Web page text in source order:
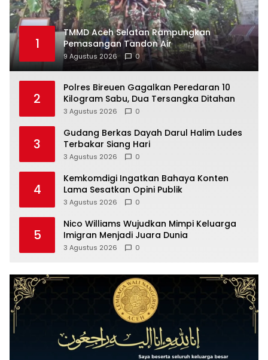
1
TMMD Aceh Selatan Rampungkan
Pemasangan Tandon Air
9 Agustus 2026 0
2
Polres Bireuen Gagalkan Peredaran 10
Kilogram Sabu, Dua Tersangka Ditahan
3 Agustus 2026 0
3
Gudang Berkas Dayah Darul Halim Ludes
Terbakar Siang Hari
3 Agustus 2026 0
4
Kemkomdigi Ingatkan Bahaya Konten
Lama Sesatkan Opini Publik
3 Agustus 2026 0
5
Nico Williams Wujudkan Mimpi Keluarga
Imigran Menjadi Juara Dunia
3 Agustus 2026 0